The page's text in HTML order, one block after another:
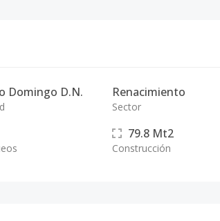
Domingo D.N. Renacimiento
Sector
79.8 Mt2
Construcción